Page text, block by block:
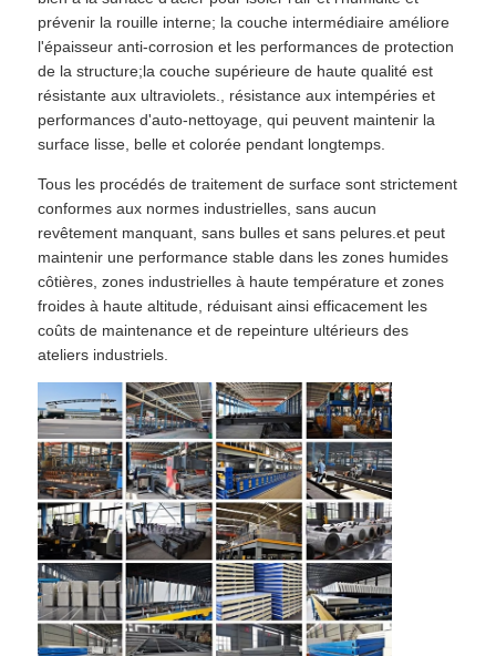
prévenir la rouille interne; la couche intermédiaire améliore
l'épaisseur anti-corrosion et les performances de protection
de la structure;la couche supérieure de haute qualité est
résistante aux ultraviolets., résistance aux intempéries et
performances d'auto-nettoyage, qui peuvent maintenir la
surface lisse, belle et colorée pendant longtemps.
Tous les procédés de traitement de surface sont strictement
conformes aux normes industrielles, sans aucun
revêtement manquant, sans bulles et sans pelures.et peut
maintenir une performance stable dans les zones humides
côtières, zones industrielles à haute température et zones
froides à haute altitude, réduisant ainsi efficacement les
coûts de maintenance et de repeinture ultérieurs des
ateliers industriels.